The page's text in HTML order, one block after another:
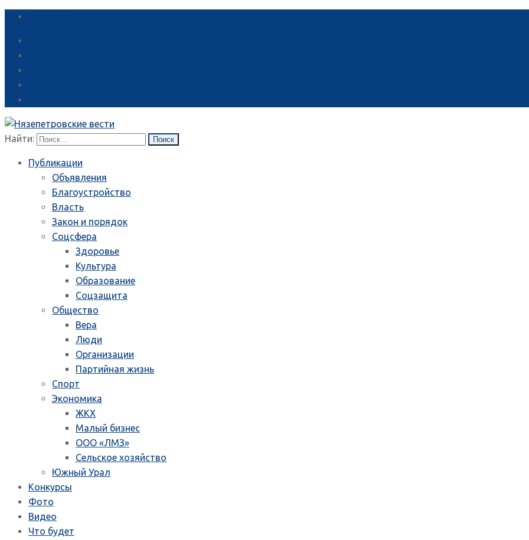
Найти:
Публикации
Объявления
Благоустройство
Власть
Закон и порядок
Соцсфера
Здоровье
Культура
Образование
Соцзащита
Общество
Вера
Люди
Организации
Партийная жизнь
Спорт
Экономика
ЖКХ
Малый бизнес
ООО «ЛМЗ»
Сельское хозяйство
Южный Урал
Конкурсы
Фото
Видео
Что будет